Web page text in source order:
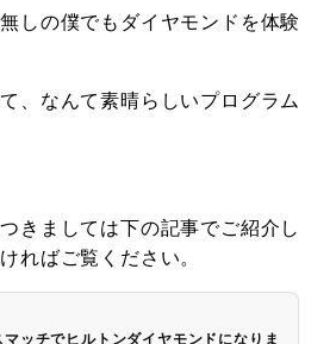
しの僕でもダイヤモンドを体験
、なんて素晴らしいプログラム
きましては下の記事でご紹介し
ればご覧ください。
マッチでヒルトンダイヤモンドになりま